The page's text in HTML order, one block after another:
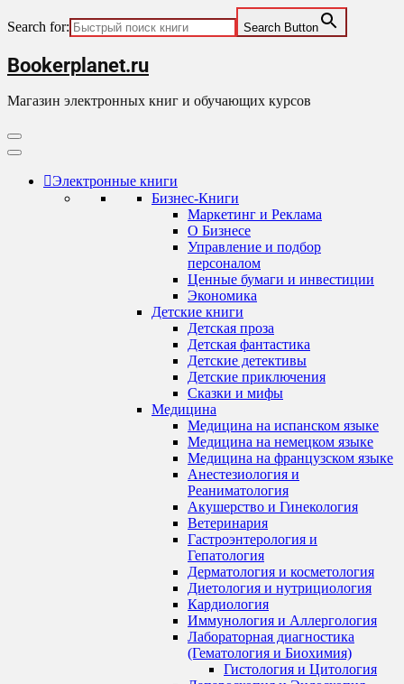
Search for: Search Button
Skip
to
content
Bookerplanet.ru
Магазин электронных книг и обучающих курсов
Primary
Menu
Электронные книги
Бизнес-Книги
Маркетинг и Реклама
О Бизнесе
Управление и подбор
персоналом
Ценные бумаги и инвестиции
Экономика
Детские книги
Детская проза
Детская фантастика
Детские детективы
Детские приключения
Сказки и мифы
Медицина
Медицина на испанском языке
Медицина на немецком языке
Медицина на французском языке
Анестезиология и
Реаниматология
Акушерство и Гинекология
Ветеринария
Гастроэнтерология и
Гепатология
Дерматология и косметология
Диетология и нутрициология
Кардиология
Иммунология и Аллергология
Лабораторная диагностика
(Гематология и Биохимия)
Гистология и Цитология